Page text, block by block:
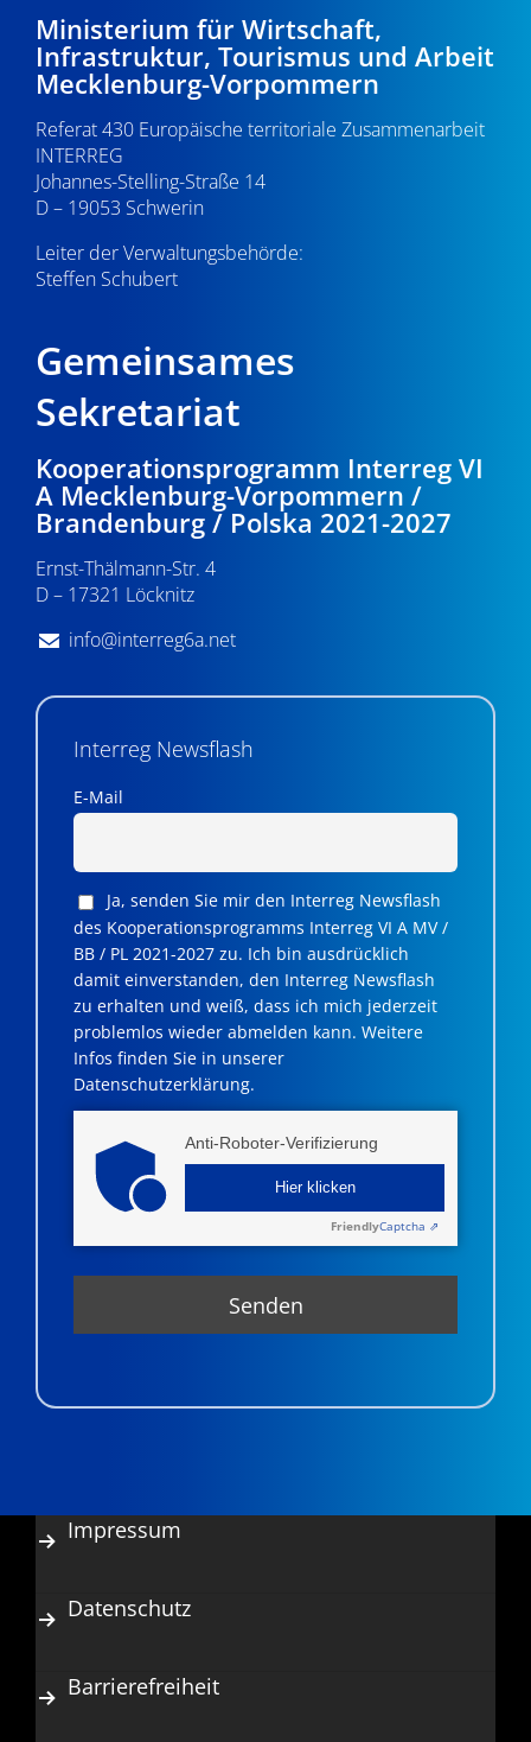
Ministerium für Wirtschaft,
Infrastruktur, Tourismus und Arbeit
Mecklenburg-Vorpommern
Referat 430 Europäische territoriale Zusammenarbeit
INTERREG
Johannes-Stelling-Straße 14
D – 19053 Schwerin
Leiter der Verwaltungsbehörde:
Steffen Schubert
Gemeinsames
Sekretariat
Kooperationsprogramm Interreg VI
A Mecklenburg-Vorpommern /
Brandenburg / Polska 2021-2027
Ernst-Thälmann-Str. 4
D – 17321 Löcknitz
info@interreg6a.net
Interreg Newsflash
E-Mail
Ja, senden Sie mir den Interreg Newsflash
des Kooperationsprogramms Interreg VI A MV /
BB / PL 2021-2027 zu. Ich bin ausdrücklich
damit einverstanden, den Interreg Newsflash
zu erhalten und weiß, dass ich mich jederzeit
problemlos wieder abmelden kann. Weitere
Infos finden Sie in unserer
Datenschutzerklärung.
Anti-Roboter-Verifizierung
Hier klicken
FriendlyCaptcha ⇗
Impressum
Datenschutz
Barrierefreiheit